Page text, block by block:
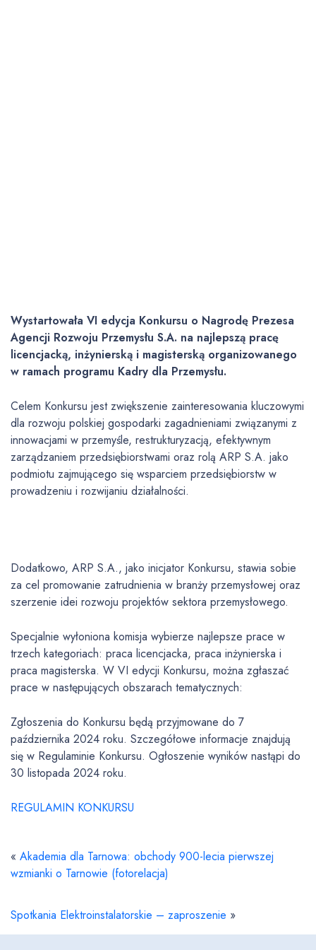
Wystartowała VI edycja Konkursu o Nagrodę Prezesa
Agencji Rozwoju Przemysłu S.A. na najlepszą pracę
licencjacką, inżynierską i magisterską organizowanego
w ramach programu Kadry dla Przemysłu.
Celem Konkursu jest zwiększenie zainteresowania kluczowymi
dla rozwoju polskiej gospodarki zagadnieniami związanymi z
innowacjami w przemyśle, restrukturyzacją, efektywnym
zarządzaniem przedsiębiorstwami oraz rolą ARP S.A. jako
podmiotu zajmującego się wsparciem przedsiębiorstw w
prowadzeniu i rozwijaniu działalności.
Dodatkowo, ARP S.A., jako inicjator Konkursu, stawia sobie
za cel promowanie zatrudnienia w branży przemysłowej oraz
szerzenie idei rozwoju projektów sektora przemysłowego.
Specjalnie wyłoniona komisja wybierze najlepsze prace w
trzech kategoriach: praca licencjacka, praca inżynierska i
praca magisterska. W VI edycji Konkursu, można zgłaszać
prace w następujących obszarach tematycznych:
Zgłoszenia do Konkursu będą przyjmowane do 7
października 2024 roku. Szczegółowe informacje znajdują
się w Regulaminie Konkursu. Ogłoszenie wyników nastąpi do
30 listopada 2024 roku.
REGULAMIN KONKURSU
« Akademia dla Tarnowa: obchody 900-lecia pierwszej
wzmianki o Tarnowie (fotorelacja)
Spotkania Elektroinstalatorskie – zaproszenie »